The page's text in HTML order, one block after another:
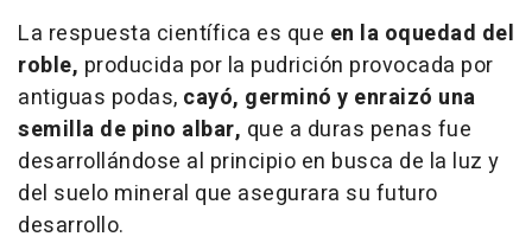
La respuesta científica es que en la oquedad del
roble, producida por la pudrición provocada por
antiguas podas, cayó, germinó y enraizó una
semilla de pino albar, que a duras penas fue
desarrollándose al principio en busca de la luz y
del suelo mineral que asegurara su futuro
desarrollo.